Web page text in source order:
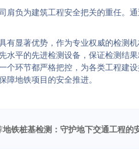
肩负为建筑工程安全把关的重任。
有显著优势，作为专业权威的检测
水平的先进检测设备，保证检测结
个环节都严格把控，为各类工程建
障地铁项目的安全推进。
地铁桩基检测：守护地下交通工程的